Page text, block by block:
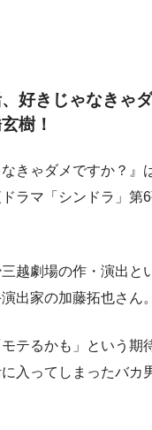
好きじゃなきゃ
樹！
なきゃダメですか？』
ラマ「シンドラ」第
越劇場の作・演出と
出家の加藤拓也さん。
テるかも」という期
入ってしまったバカ